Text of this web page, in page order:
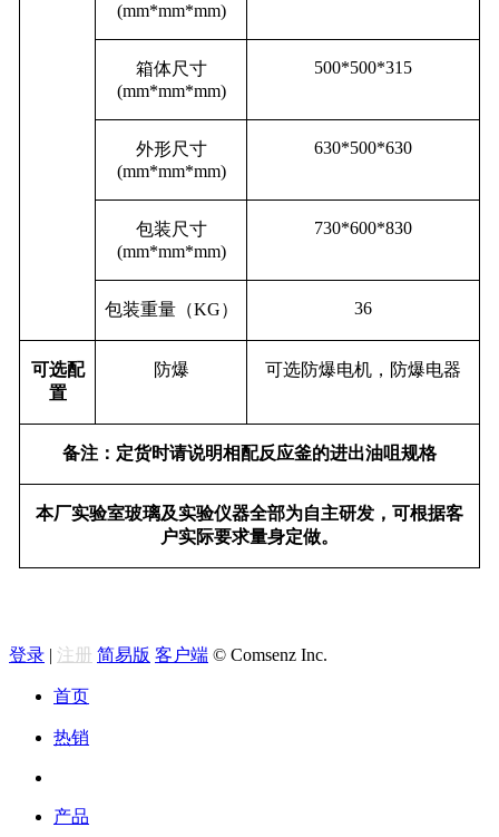
(mm*mm*mm)
箱体尺寸
(mm*mm*mm)
500*500*315
外形尺寸
(mm*mm*mm)
630*500*630
包装尺寸
(mm*mm*mm)
730*600*830
包装重量（KG） 36
可选配
置
防爆 可选防爆电机，防爆电器
备注：定货时请说明相配反应釜的进出油咀规格
本厂实验室玻璃及实验仪器全部为自主研发，可根据客
户实际要求量身定做。
登录 | 注册 简易版 客户端 © Comsenz Inc.
首页
热销
产品